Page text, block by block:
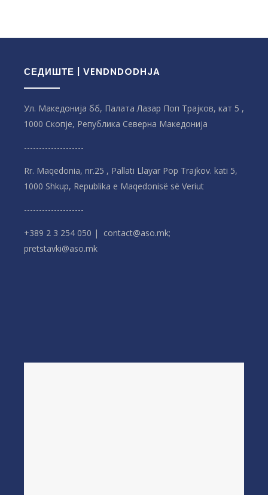
СЕДИШТЕ | VENDNDODHJA
Ул. Македонија бб, Палата Лазар Поп Трајков, кат 5 ,
1000 Скопје, Република Северна Македонијa
--------------------
Rr. Maqedonia, nr.25 , Pallati Llayar Pop Trajkov. kati 5,
1000 Shkup, Republika e Maqedonisë së Veriut
--------------------
+389 2 3 254 050 | contact@aso.mk;
pretstavki@aso.mk